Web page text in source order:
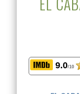
9.0/10